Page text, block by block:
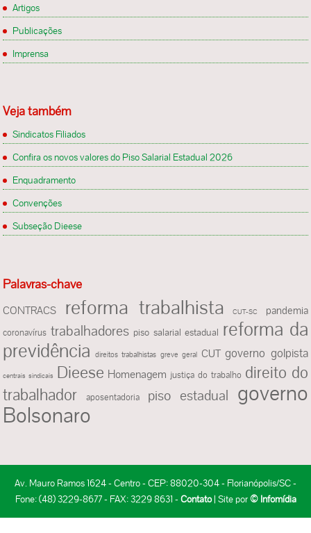
Artigos
Publicações
Imprensa
Veja também
Sindicatos Filiados
Confira os novos valores do Piso Salarial Estadual 2026
Enquadramento
Convenções
Subseção Dieese
Palavras-chave
CONTRACS reforma trabalhista CUT-SC pandemia
coronavírus trabalhadores piso salarial estadual reforma da
previdência direitos trabalhistas greve geral CUT governo golpista
centrais sindicais Dieese Homenagem justiça do trabalho direito do
trabalhador
aposentadoria piso estadual governo
Bolsonaro
Av. Mauro Ramos 1624 - Centro - CEP: 88020-304 - Florianópolis/SC -
Fone: (48) 3229-8677 - FAX: 3229 8631 -Contato| Site por© Infomídia